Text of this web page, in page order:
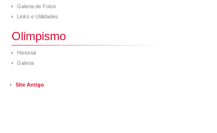
Galeria de Fotos
Links e Utilidades
Olimpismo
Historial
Galeria
Site Antigo